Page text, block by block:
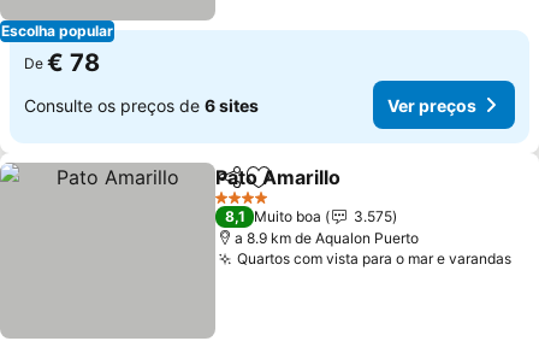
Escolha popular
De € 78
Consulte os preços de 6 sites Ver preços
PartilharAdicionar aos favoritos
Pato Amarillo
4 Estrelas
8,1 Muito boa
3.575
a 8.9 km de Aqualon Puerto
Quartos com vista para o mar e varandas